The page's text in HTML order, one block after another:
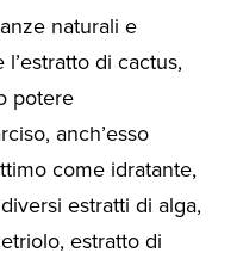
naturali e
di cactus,
potere
anch’esso
come idratante,
estratti di alga,
estratto di